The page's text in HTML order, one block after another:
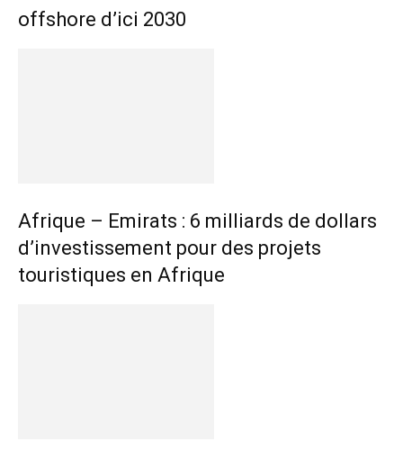
offshore d’ici 2030
Afrique – Emirats : 6 milliards de dollars
d’investissement pour des projets
touristiques en Afrique